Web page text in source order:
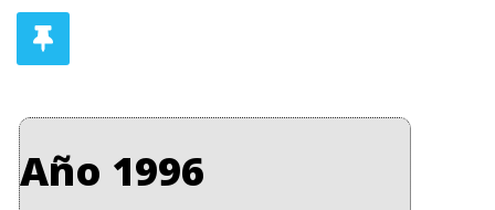
Año 1996